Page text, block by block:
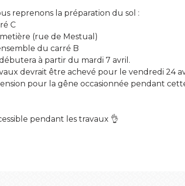
reprenons la préparation du sol :
C
(rue de Mestual)
du carré B
à partir du mardi 7 avril.
devrait être achevé pour le vendredi 24
pour la gêne occasionnée pendant
pendant les travaux 👌